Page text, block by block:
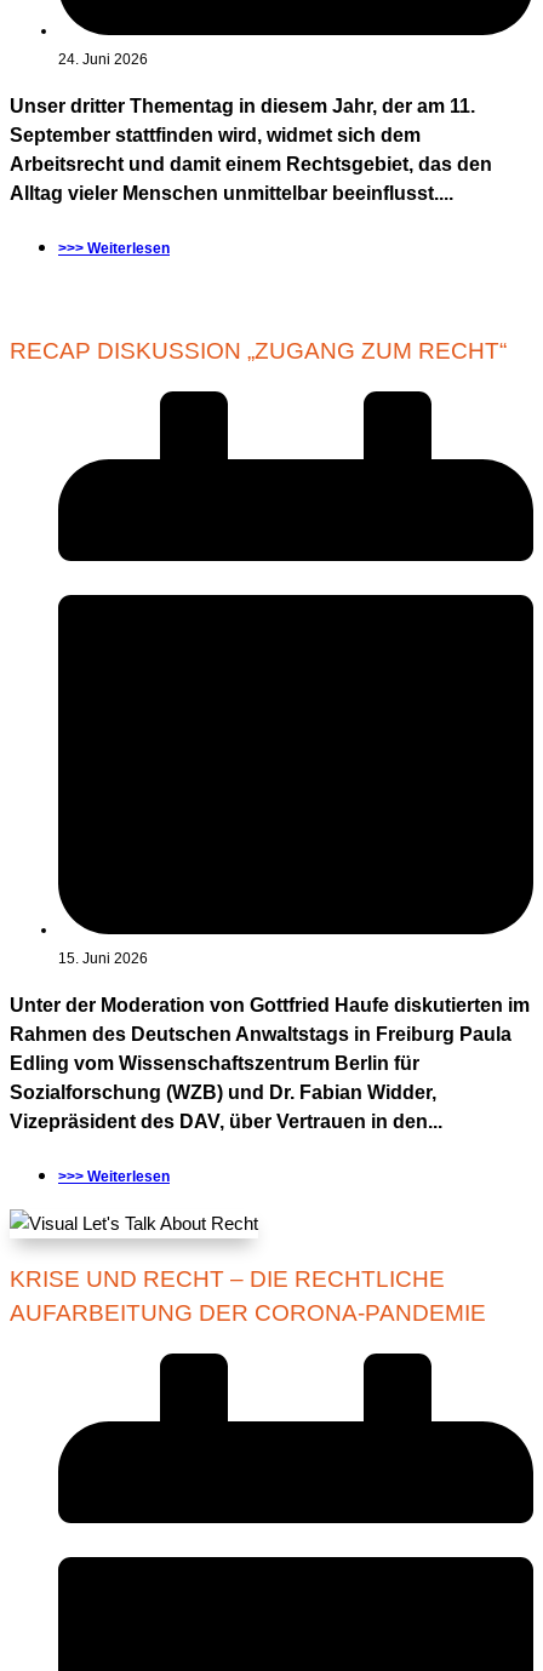
24. Juni 2026
Unser dritter Thementag in diesem Jahr, der am 11.
September stattfinden wird, widmet sich dem
Arbeitsrecht und damit einem Rechtsgebiet, das den
Alltag vieler Menschen unmittelbar beeinflusst....
>>> Weiterlesen
RECAP DISKUSSION „ZUGANG ZUM RECHT“
15. Juni 2026
Unter der Moderation von Gottfried Haufe diskutierten im
Rahmen des Deutschen Anwaltstags in Freiburg Paula
Edling vom Wissenschaftszentrum Berlin für
Sozialforschung (WZB) und Dr. Fabian Widder,
Vizepräsident des DAV, über Vertrauen in den...
>>> Weiterlesen
KRISE UND RECHT – DIE RECHTLICHE
AUFARBEITUNG DER CORONA-PANDEMIE